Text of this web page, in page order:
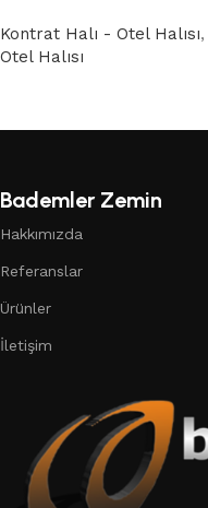
Kontrat Halı - Otel Halısı,
Otel Halısı
Bademler Zemin
Hakkımızda
Referanslar
Ürünler
İletişim